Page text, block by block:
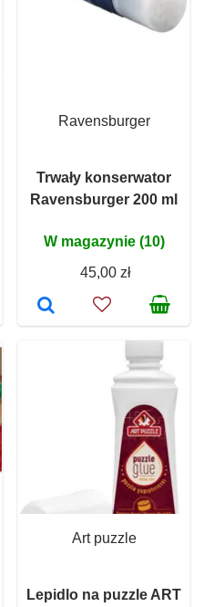
Ravensburger
Trwały konserwator
Ravensburger 200 ml
W magazynie (10)
45,00 zł
Art puzzle
Lepidlo na puzzle ART